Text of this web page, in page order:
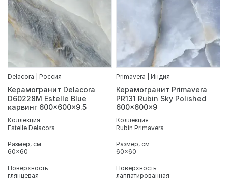
Delacora | Россия
Керамогранит Delacora
D60228M Estelle Blue
карвинг 600x600x9.5
Коллекция
Estelle Delacora
Размер, см
60x60
Поверхность
глянцевая
Primavera | Индия
Керамогранит Primavera
PR131 Rubin Sky Polished
600x600x9
Коллекция
Rubin Primavera
Размер, см
60x60
Поверхность
лаппатированная